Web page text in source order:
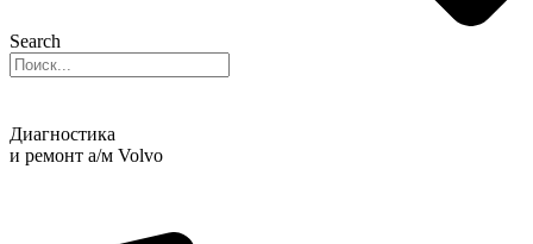
Search
Диагностика
и ремонт а/м Volvo